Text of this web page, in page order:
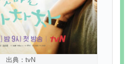
出典：tvN